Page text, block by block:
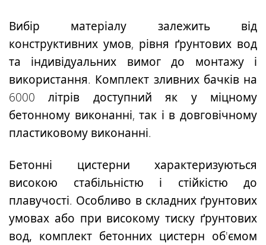
Вибір матеріалу залежить від
конструктивних умов, рівня ґрунтових вод
та індивідуальних вимог до монтажу і
використання. Комплект зливних бачків на
6000 літрів доступний як у міцному
бетонному виконанні, так і в довговічному
пластиковому виконанні.
Бетонні цистерни характеризуються
високою стабільністю і стійкістю до
плавучості. Особливо в складних ґрунтових
умовах або при високому тиску ґрунтових
вод, комплект бетонних цистерн об'ємом